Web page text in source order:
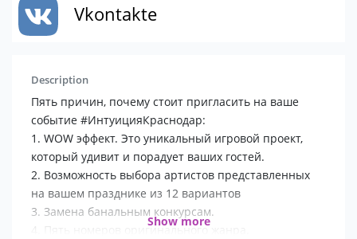
Vkontakte
Description
Пять причин, почему стоит пригласить на ваше
событие #ИнтуицияКраснодар:
1. WOW эффект. Это уникальный игровой проект,
который удивит и порадует ваших гостей.
2. Возможность выбора артистов представленных
на вашем празднике из 12 вариантов
3. Замена банальным конкурсам.
4. Пять номеров оригинального жанра.
Show more